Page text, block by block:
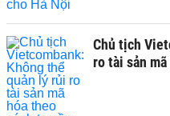
Chủ tịch
ro tài sản